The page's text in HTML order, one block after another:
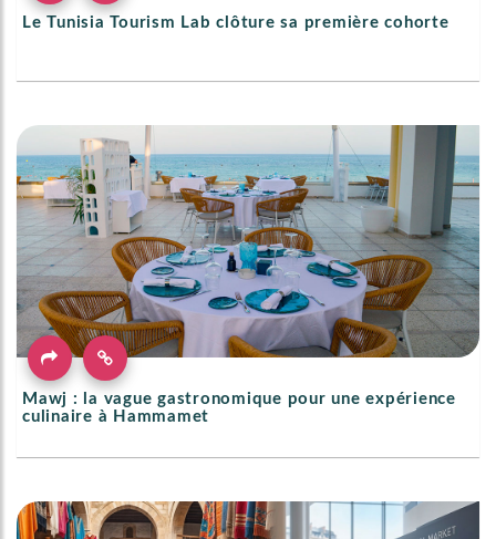
Le Tunisia Tourism Lab clôture sa première cohorte
Mawj : la vague gastronomique pour une expérience
culinaire à Hammamet